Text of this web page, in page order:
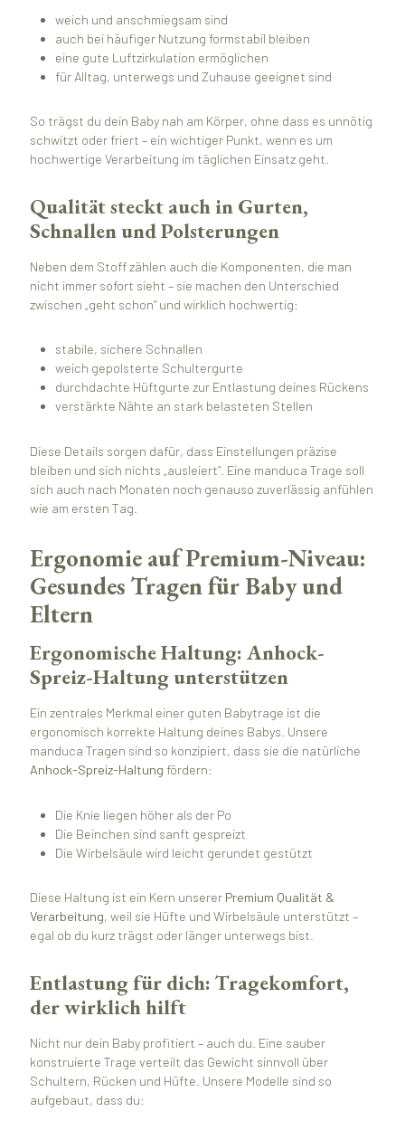
weich und anschmiegsam sind
auch bei häufiger Nutzung formstabil bleiben
eine gute Luftzirkulation ermöglichen
für Alltag, unterwegs und Zuhause geeignet sind
So trägst du dein Baby nah am Körper, ohne dass es unnötig
schwitzt oder friert – ein wichtiger Punkt, wenn es um
hochwertige Verarbeitung im täglichen Einsatz geht.
Qualität steckt auch in Gurten,
Schnallen und Polsterungen
Neben dem Stoff zählen auch die Komponenten, die man
nicht immer sofort sieht – sie machen den Unterschied
zwischen „geht schon“ und wirklich hochwertig:
stabile, sichere Schnallen
weich gepolsterte Schultergurte
durchdachte Hüftgurte zur Entlastung deines Rückens
verstärkte Nähte an stark belasteten Stellen
Diese Details sorgen dafür, dass Einstellungen präzise
bleiben und sich nichts „ausleiert“. Eine manduca Trage soll
sich auch nach Monaten noch genauso zuverlässig anfühlen
wie am ersten Tag.
Ergonomie auf Premium-Niveau:
Gesundes Tragen für Baby und
Eltern
Ergonomische Haltung: Anhock-
Spreiz-Haltung unterstützen
Ein zentrales Merkmal einer guten Babytrage ist die
ergonomisch korrekte Haltung deines Babys. Unsere
manduca Tragen sind so konzipiert, dass sie die natürliche
Anhock-Spreiz-Haltung fördern:
Die Knie liegen höher als der Po
Die Beinchen sind sanft gespreizt
Die Wirbelsäule wird leicht gerundet gestützt
Diese Haltung ist ein Kern unserer Premium Qualität &
Verarbeitung, weil sie Hüfte und Wirbelsäule unterstützt –
egal ob du kurz trägst oder länger unterwegs bist.
Entlastung für dich: Tragekomfort,
der wirklich hilft
Nicht nur dein Baby profitiert – auch du. Eine sauber
konstruierte Trage verteilt das Gewicht sinnvoll über
Schultern, Rücken und Hüfte. Unsere Modelle sind so
aufgebaut, dass du: